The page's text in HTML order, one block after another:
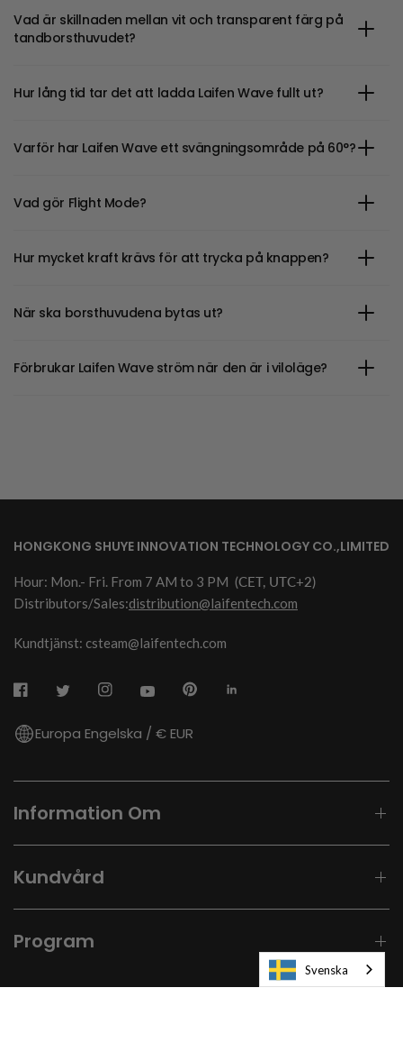
Vad är skillnaden mellan vit och transparent färg på
tandborsthuvudet?
Hur lång tid tar det att ladda Laifen Wave fullt ut?
Varför har Laifen Wave ett svängningsområde på 60°?
Vad gör Flight Mode?
Hur mycket kraft krävs för att trycka på knappen?
När ska borsthuvudena bytas ut?
Förbrukar Laifen Wave ström när den är i viloläge?
HONGKONG SHUYE INNOVATION TECHNOLOGY CO.,LIMITED
Hour: Mon.- Fri. From 7 AM to 3 PM (CET, UTC+2)
Distributors/Sales:distribution@laifentech.com
Kundtjänst: csteam@laifentech.com
Europa Engelska / € EUR
Information Om
Kundvård
Program
Svenska